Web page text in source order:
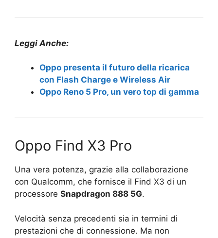
Leggi Anche:
Oppo presenta il futuro della ricarica
con Flash Charge e Wireless Air
Oppo Reno 5 Pro, un vero top di gamma
Oppo Find X3 Pro
Una vera potenza, grazie alla collaborazione
con Qualcomm, che fornisce il Find X3 di un
processore Snapdragon 888 5G.
Velocità senza precedenti sia in termini di
prestazioni che di connessione. Ma non